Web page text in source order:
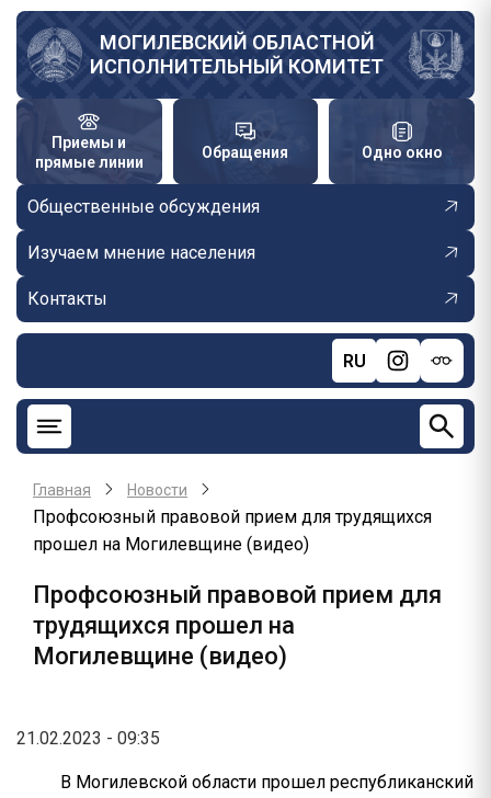
Перейти
основному
содержанию
МОГИЛЕВСКИЙ ОБЛАСТНОЙ
ИСПОЛНИТЕЛЬНЫЙ КОМИТЕТ
Приемы и
прямые линии
Обращения Одно окно
Общественные обсуждения
Изучаем мнение населения
Контакты
RU
Главная Новости
Профсоюзный правовой прием для трудящихся
прошел на Могилевщине (видео)
Профсоюзный правовой прием для
трудящихся прошел на
Могилевщине (видео)
21.02.2023 - 09:35
В Могилевской области прошел республиканский